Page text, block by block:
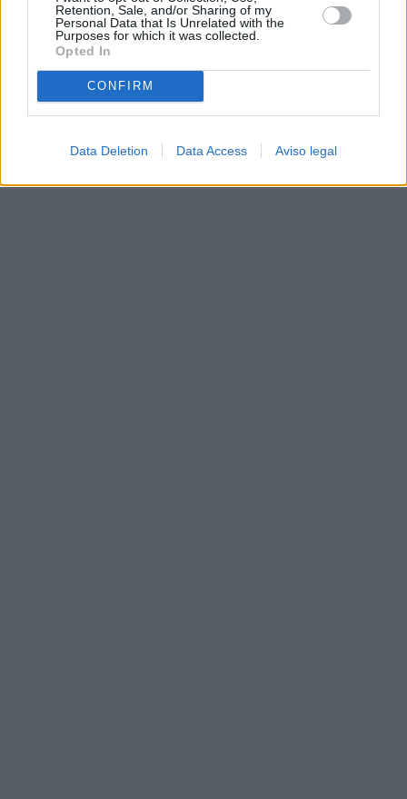
Retention, Sale, and/or Sharing of my
Personal Data that Is Unrelated with the
Purposes for which it was collected.
Opted In
CONFIRM
Data Deletion Data Access Aviso legal